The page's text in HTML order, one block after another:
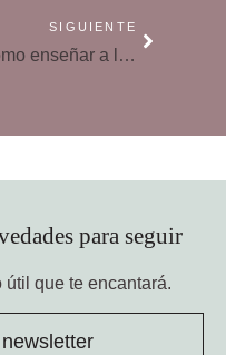
SIGUIENTE
Cómo enseñar a los niños a enfrentarse a los retos y a superarlos por ellos mismos
para seguir
que te encantará.